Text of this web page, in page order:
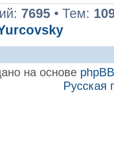
7695 • Тем:
на основе phpBB
Русская